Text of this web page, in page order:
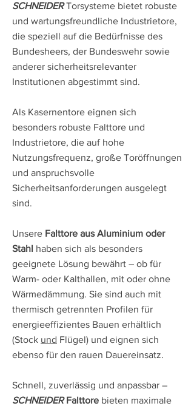
SCHNEIDERTorsysteme bietet robuste
und wartungsfreundliche Industrietore,
die speziell auf die Bedürfnisse des
Bundesheers, der Bundeswehr sowie
anderer sicherheitsrelevanter
Institutionen abgestimmt sind.
Als Kasernentore eignen sich
besonders robuste Falttore und
Industrietore, die auf hohe
Nutzungsfrequenz, große Toröffnungen
und anspruchsvolle
Sicherheitsanforderungen ausgelegt
sind.
Unsere Falttore aus Aluminium oder
Stahl haben sich als besonders
geeignete Lösung bewährt – ob für
Warm- oder Kalthallen, mit oder ohne
Wärmedämmung. Sie sind auch mit
thermisch getrennten Profilen für
energieeffizientes Bauen erhältlich
(Stock und Flügel) und eignen sich
ebenso für den rauen Dauereinsatz.
Schnell, zuverlässig und anpassbar –
SCHNEIDER Falttore bieten maximale